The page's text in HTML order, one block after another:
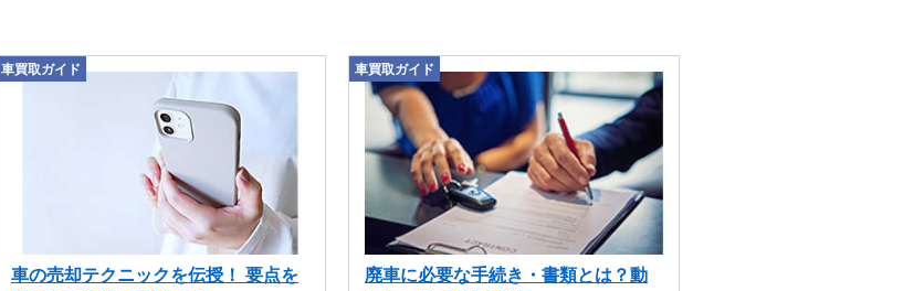
車買取ガイド
車の売却テクニックを伝授！ 要点を
車買取ガイド
廃車に必要な手続き・書類とは？動